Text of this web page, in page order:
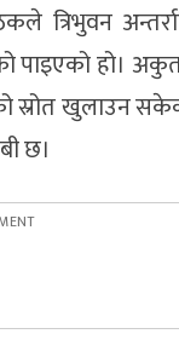
पाइएको हो।
स्रोत खुलाउन
छ।